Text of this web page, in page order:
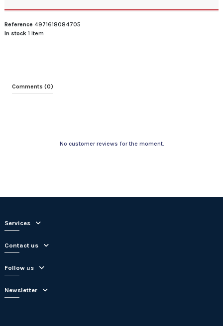
Reference 4971618084705
In stock 1 Item
Comments (0)
No customer reviews for the moment.
Services
Contact us
Follow us
Newsletter